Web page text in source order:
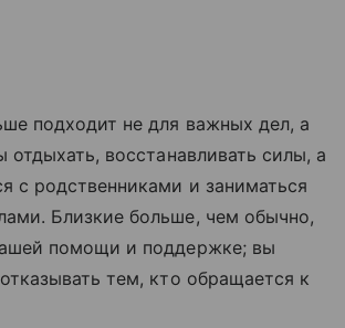
подходит не для важных дел, а
отдыхать, восстанавливать силы, а
с родственниками и заниматься
Близкие больше, чем обычно,
помощи и поддержке; вы
тем, кто обращается к